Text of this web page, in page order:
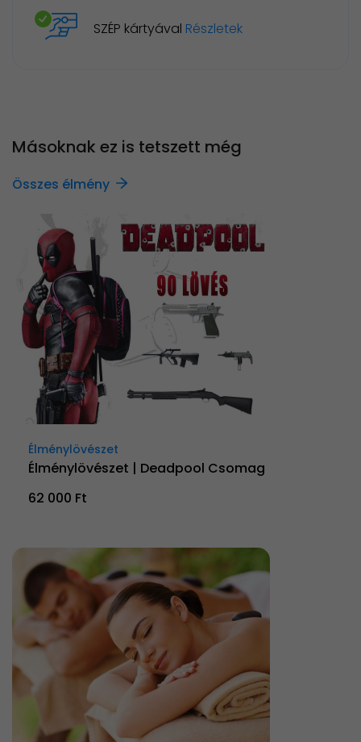
SZÉP kártyával Részletek
Másoknak ez is tetszett még
Összes élmény
Élménylövészet
Élménylövészet | Deadpool Csomag
62 000 Ft